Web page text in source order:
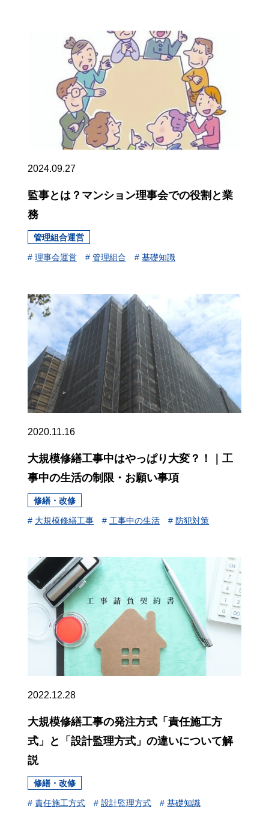
2024.09.27
監事とは？マンション理事会での役割と業
務
管理組合運営
# 理事会運営 # 管理組合 # 基礎知識
2020.11.16
大規模修繕工事中はやっぱり大変？！｜工
事中の生活の制限・お願い事項
修繕・改修
# 大規模修繕工事 # 工事中の生活 # 防犯対策
2022.12.28
大規模修繕工事の発注方式「責任施工方
式」と「設計監理方式」の違いについて解
説
修繕・改修
# 責任施工方式 # 設計監理方式 # 基礎知識